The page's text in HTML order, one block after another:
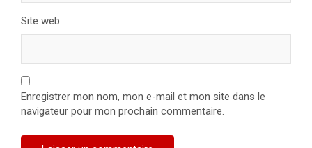
Site web
Enregistrer mon nom, mon e-mail et mon site dans le
navigateur pour mon prochain commentaire.